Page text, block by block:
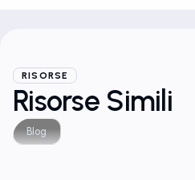
RISORSE
Risorse Simili
Blog